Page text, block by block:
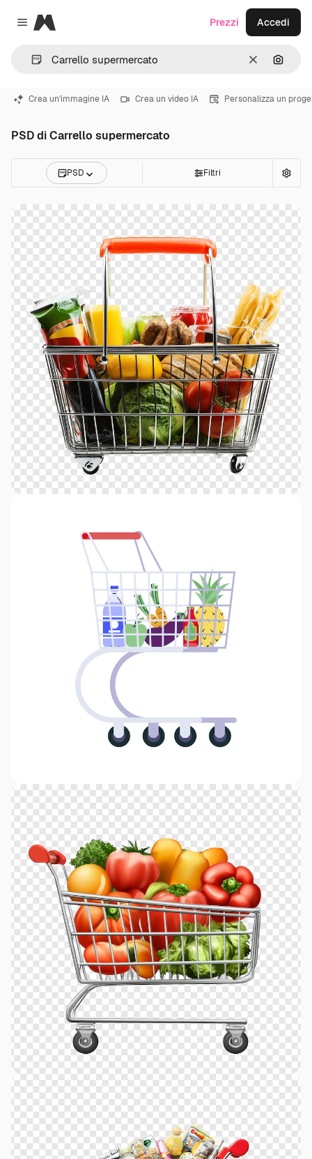
Close menu
Magnific
CancellaCerca
Prezzi Accedi
Crea un'immagine IA Crea un video IA Personalizza un
PSD di Carrello supermercato
PSD Filtri